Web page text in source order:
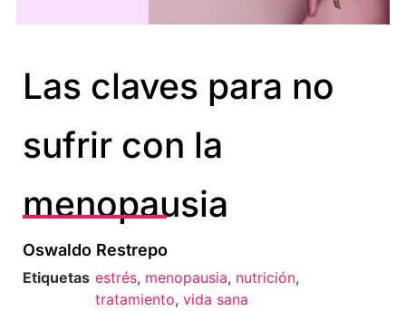
Las claves para no
sufrir con la
menopausia
Oswaldo Restrepo
Etiquetas estrés, menopausia, nutrición,
tratamiento, vida sana